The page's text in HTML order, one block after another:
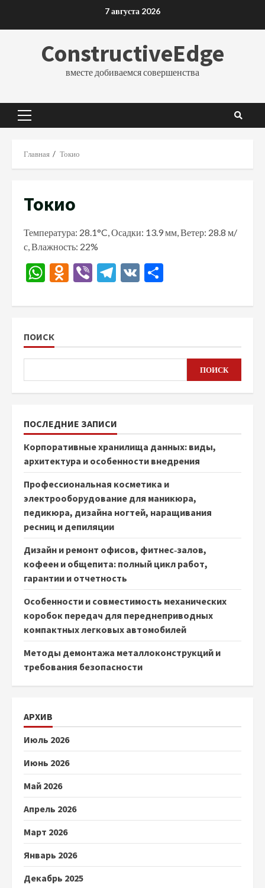
7 августа 2026
ConstructiveEdge
вместе добиваемся совершенства
Основное
Главная Токио
Токио
Температура: 28.1°C, Осадки: 13.9 мм, Ветер: 28.8 м/
с, Влажность: 22%
WhatsApp
Odnoklassniki
ViberTelegram
VK
ПОИСК
ПОИСК
ПОСЛЕДНИЕ ЗАПИСИ
Корпоративные хранилища данных: виды,
архитектура и особенности внедрения
Профессиональная косметика и
электрооборудование для маникюра,
педикюра, дизайна ногтей, наращивания
ресниц и депиляции
Дизайн и ремонт офисов, фитнес‑залов,
кофеен и общепита: полный цикл работ,
гарантии и отчетность
Особенности и совместимость механических
коробок передач для переднеприводных
компактных легковых автомобилей
Методы демонтажа металлоконструкций и
требования безопасности
АРХИВ
Июль 2026
Июнь 2026
Май 2026
Апрель 2026
Март 2026
Январь 2026
Декабрь 2025